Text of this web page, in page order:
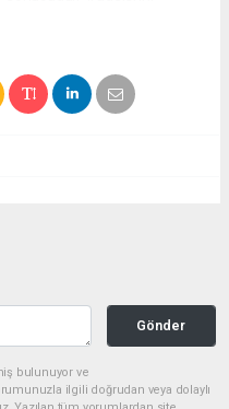
Gönder
bulunuyor ve
ilgili doğrudan veya dolaylı